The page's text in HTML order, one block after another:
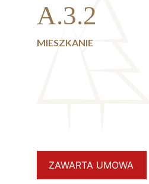
A.3.2
MIESZKANIE
ZAWARTA UMOWA